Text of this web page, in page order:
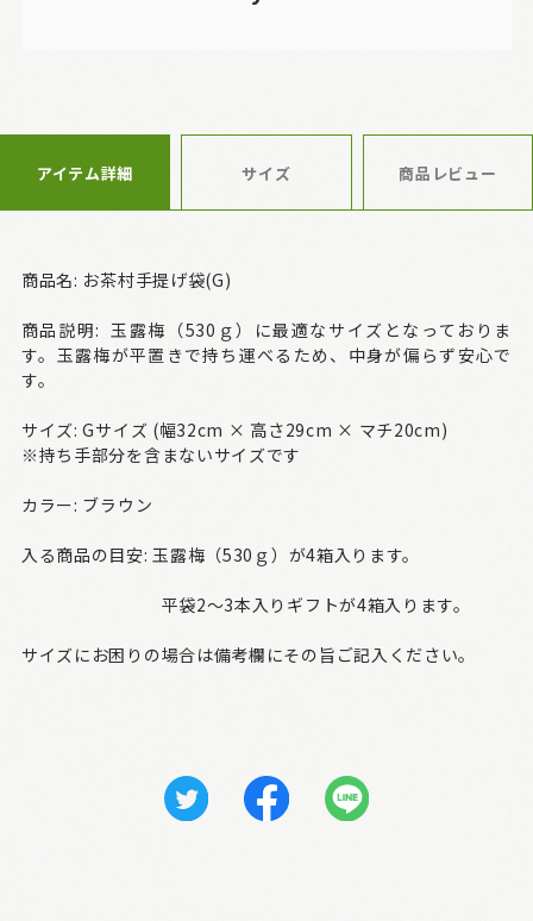
アイテム詳細 サイズ 商品レビュー
商品名: お茶村手提げ袋(G)
商品説明: 玉露梅（530ｇ）に最適なサイズとなっておりま
す。玉露梅が平置きで持ち運べるため、中身が偏らず安心で
す。
サイズ: Gサイズ (幅32cm × 高さ29cm × マチ20cm)
※持ち手部分を含まないサイズです
カラー: ブラウン
入る商品の目安: 玉露梅（530ｇ）が4箱入ります。
平袋2～3本入りギフトが4箱入ります。
サイズにお困りの場合は備考欄にその旨ご記入ください。